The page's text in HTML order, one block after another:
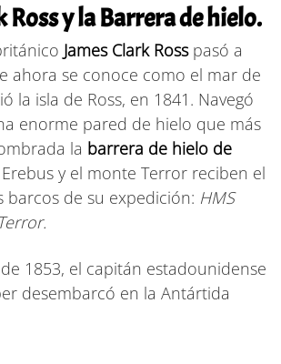
Ross y la Barrera de hielo.
James Clark Rosspasó a
ahora se conoce como el mar de
la isla de Ross, en 1841. Navegó
enorme pared de hielo que más
la barrera de hielo de
y el monte Terror reciben el
barcos de su expedición: HMS
1853, el capitán estadounidense
desembarcó en la Antártida